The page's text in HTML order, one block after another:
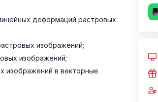
деформаций растровых
изображений;
изображений;
изображений в векторные